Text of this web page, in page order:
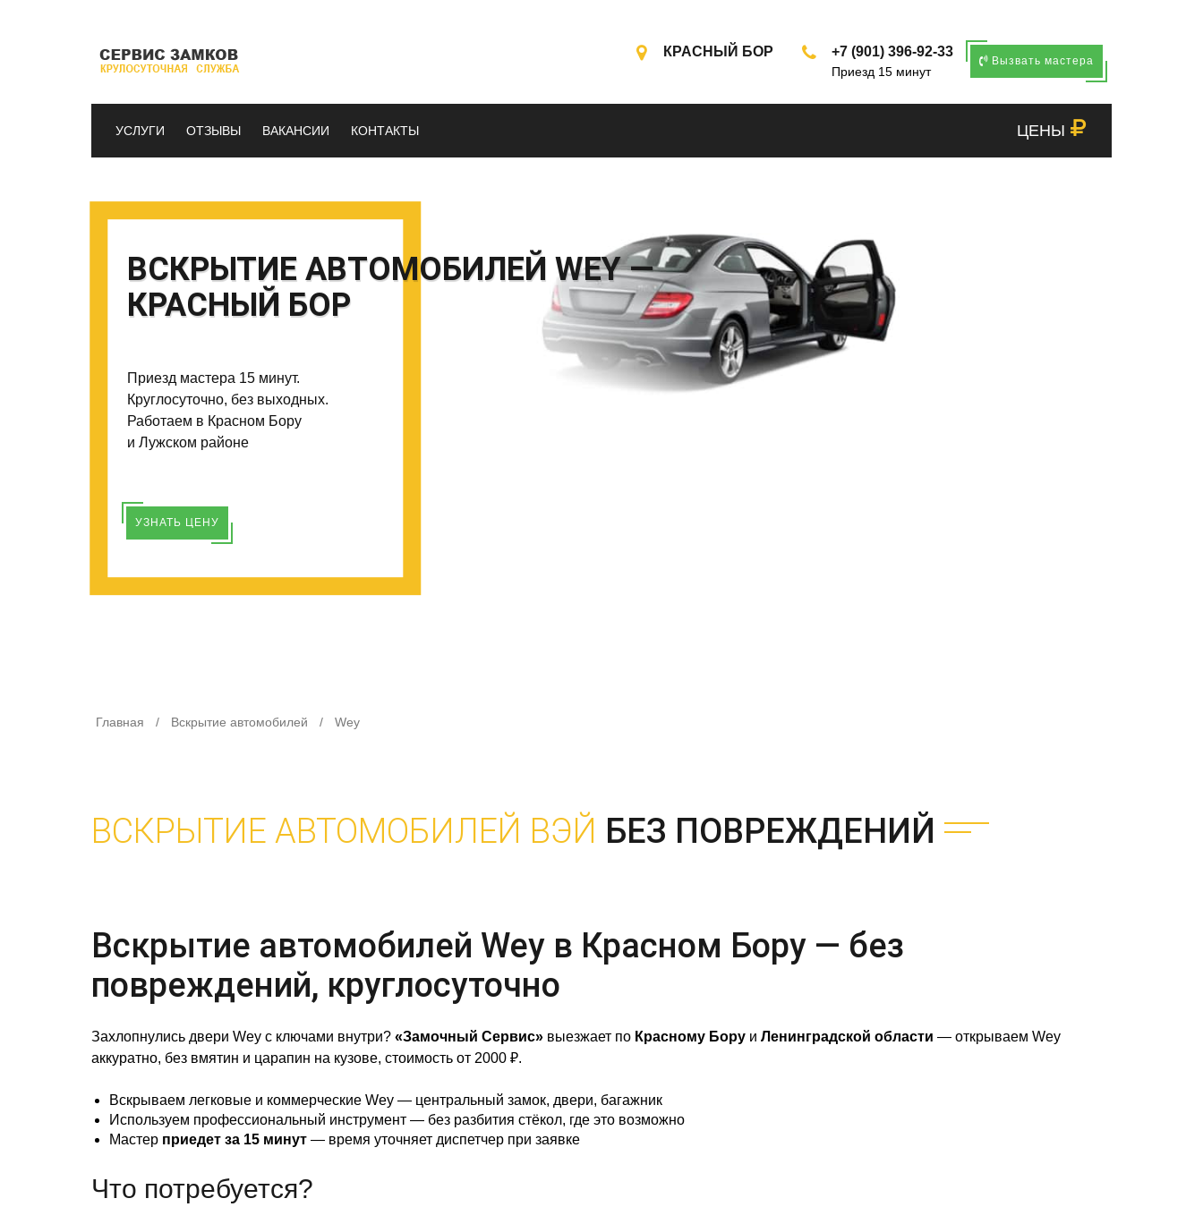
КРАСНЫЙ БОР +7 (901) 396-92-33
Приезд 15 минут
Вызвать мастера
ЦЕНЫ
УСЛУГИ ОТЗЫВЫ ВАКАНСИИ КОНТАКТЫ
ВСКРЫТИЕ АВТОМОБИЛЕЙ WEY —
КРАСНЫЙ БОР
Приезд мастера 15 минут.
Круглосуточно, без выходных.
Работаем в Красном Бору
и Лужском районе
УЗНАТЬ ЦЕНУ
Главная / Вскрытие автомобилей / Wey
ВСКРЫТИЕ АВТОМОБИЛЕЙ ВЭЙ БЕЗ ПОВРЕЖДЕНИЙ
Вскрытие автомобилей Wey в Красном Бору — без
повреждений, круглосуточно
Захлопнулись двери Wey с ключами внутри? «Замочный Сервис» выезжает по Красному Бору и Ленинградской области — открываем Wey
аккуратно, без вмятин и царапин на кузове, стоимость от 2000 ₽.
Вскрываем легковые и коммерческие Wey — центральный замок, двери, багажник
Используем профессиональный инструмент — без разбития стёкол, где это возможно
Мастер приедет за 15 минут — время уточняет диспетчер при заявке
Что потребуется?